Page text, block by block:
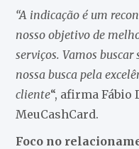
“A indicação é um
nosso objetivo de
serviços. Vamos
nossa busca pela
cliente“, afirma Fábio
MeuCashCard.
Foco no